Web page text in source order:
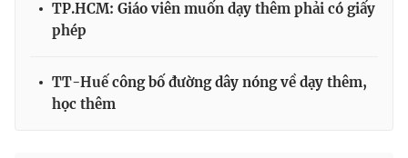
THỜI BÁO VTV
TP.HCM: Giáo viên muốn dạy thêm phải có giấy
phép
TT-Huế công bố đường dây nóng về dạy thêm,
học thêm